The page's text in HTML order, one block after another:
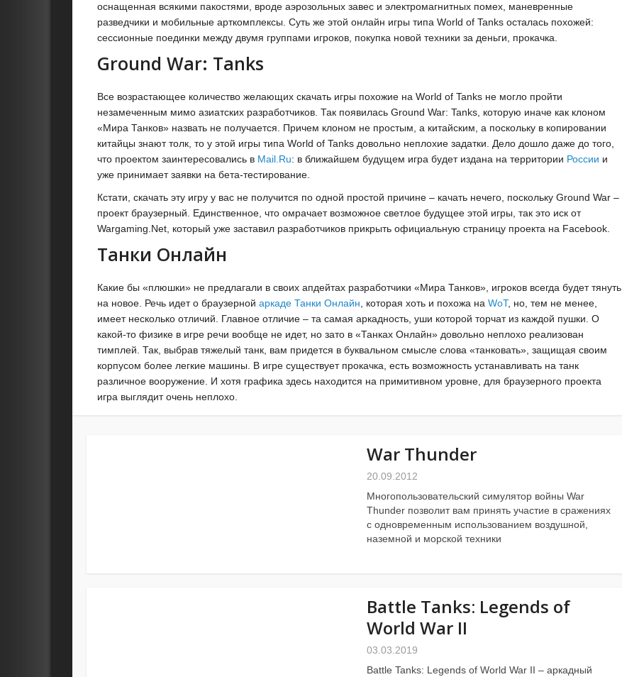
оснащенная всякими пакостями, вроде аэрозольных завес и электромагнитных помех, маневренные
разведчики и мобильные арткомплексы. Суть же этой онлайн игры типа World of Tanks осталась похожей:
сессионные поединки между двумя группами игроков, покупка новой техники за деньги, прокачка.
Ground War: Tanks
Все возрастающее количество желающих скачать игры похожие на World of Tanks не могло пройти
незамеченным мимо азиатских разработчиков. Так появилась Ground War: Tanks, которую иначе как клоном
«Мира Танков» назвать не получается. Причем клоном не простым, а китайским, а поскольку в копировании
китайцы знают толк, то у этой игры типа World of Tanks довольно неплохие задатки. Дело дошло даже до того,
что проектом заинтересовались в Mail.Ru: в ближайшем будущем игра будет издана на территории России и
уже принимает заявки на бета-тестирование.
Кстати, скачать эту игру у вас не получится по одной простой причине – качать нечего, поскольку Ground War –
проект браузерный. Единственное, что омрачает возможное светлое будущее этой игры, так это иск от
Wargaming.Net, который уже заставил разработчиков прикрыть официальную страницу проекта на Facebook.
Танки Онлайн
Какие бы «плюшки» не предлагали в своих апдейтах разработчики «Мира Танков», игроков всегда будет тянуть
на новое. Речь идет о браузерной аркаде Танки Онлайн, которая хоть и похожа на WoT, но, тем не менее,
имеет несколько отличий. Главное отличие – та самая аркадность, уши которой торчат из каждой пушки. О
какой-то физике в игре речи вообще не идет, но зато в «Танках Онлайн» довольно неплохо реализован
тимплей. Так, выбрав тяжелый танк, вам придется в буквальном смысле слова «танковать», защищая своим
корпусом более легкие машины. В игре существует прокачка, есть возможность устанавливать на танк
различное вооружение. И хотя графика здесь находится на примитивном уровне, для браузерного проекта
игра выглядит очень неплохо.
War Thunder
20.09.2012
Многопользовательский симулятор войны War
Thunder позволит вам принять участие в сражениях
с одновременным использованием воздушной,
наземной и морской техники
Battle Tanks: Legends of
World War II
03.03.2019
Battle Tanks: Legends of World War II – аркадный